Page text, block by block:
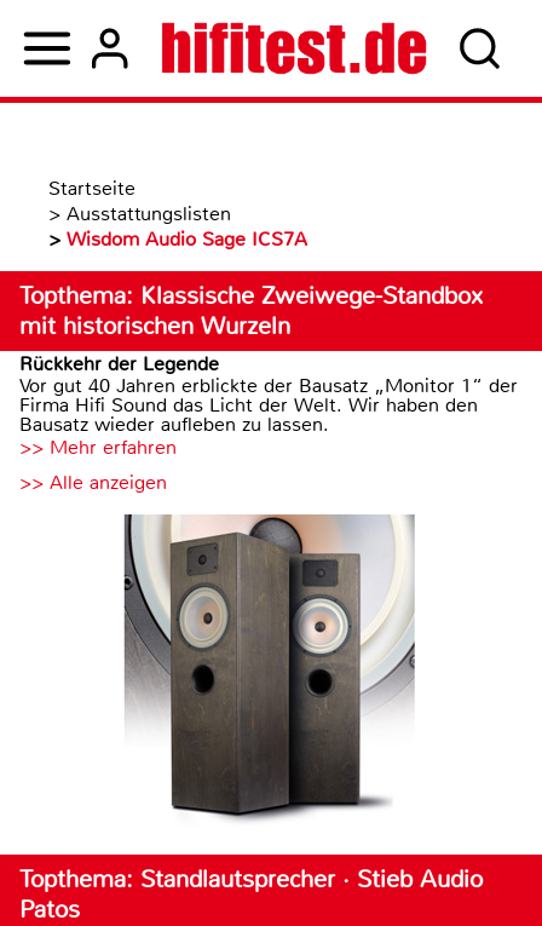
Startseite
> Ausstattungslisten
> Wisdom Audio Sage ICS7A
Topthema: Klassische Zweiwege-Standbox
mit historischen Wurzeln
Rückkehr der Legende
Vor gut 40 Jahren erblickte der Bausatz „Monitor 1“ der
Firma Hifi Sound das Licht der Welt. Wir haben den
Bausatz wieder aufleben zu lassen.
>> Mehr erfahren
>> Alle anzeigen
Topthema: Standlautsprecher · Stieb Audio
Patos